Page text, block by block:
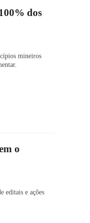
dos
mineiros
o
editais e ações